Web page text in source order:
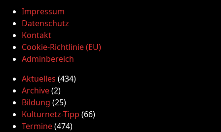
Impressum
Datenschutz
Kontakt
Cookie-Richtlinie (EU)
Adminbereich
Aktuelles (434)
Archive(2)
Bildung (25)
Kulturnetz-Tipp (66)
Termine(474)